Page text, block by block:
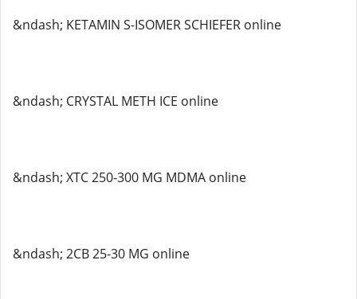
&ndash; KETAMIN S-ISOMER SCHIEFER online
&ndash; CRYSTAL METH ICE online
&ndash; XTC 250-300 MG MDMA online
&ndash; 2CB 25-30 MG online